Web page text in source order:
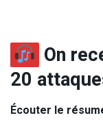
On
20
Écouter le